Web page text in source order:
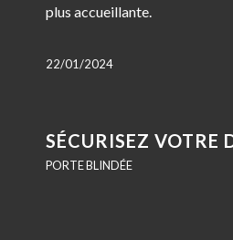
plus accueillante.
22/01/2024
SÉCURISEZ VOTRE
PORTE BLINDÉE